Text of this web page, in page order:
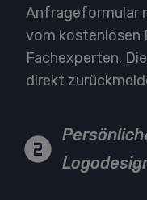
Anfrageformular
vom kostenlosen
Fachexperten.
direkt